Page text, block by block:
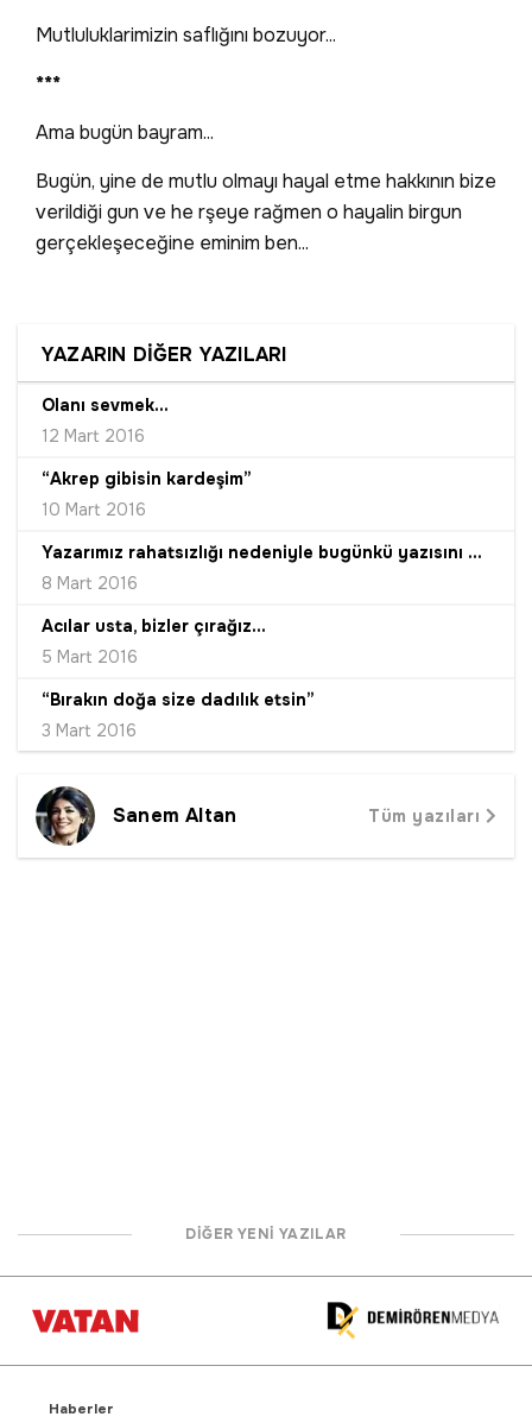
Mutluluklarimizin saflığını bozuyor...
***
Ama bugün bayram...
Bugün, yine de mutlu olmayı hayal etme hakkının bize
verildiği gun ve he rşeye rağmen o hayalin birgun
gerçekleşeceğine eminim ben...
YAZARIN DİĞER YAZILARI
Olanı sevmek...
12 Mart 2016
“Akrep gibisin kardeşim”
10 Mart 2016
Yazarımız rahatsızlığı nedeniyle bugünkü yazısını yazamamıştır.
8 Mart 2016
Acılar usta, bizler çırağız...
5 Mart 2016
“Bırakın doğa size dadılık etsin”
3 Mart 2016
Sanem Altan Tüm yazıları
DİĞER YENİ YAZILAR
Haberler